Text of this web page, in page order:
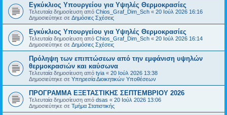
Εγκύκλιος Υπουργείου για Υψηλές Θερμοκρασίες
Τελευταία δημοσίευση από Chios_Graf_Dim_Sch « 20 Ιούλ 2026 16:16
Δημοσιεύτηκε σε Δημόσιες Σχέσεις
Εγκύκλιος Υπουργείου για Υψηλές Θερμοκρασίες
Τελευταία δημοσίευση από Chios_Graf_Dim_Sch « 20 Ιούλ 2026 16:14
Δημοσιεύτηκε σε Δημόσιες Σχέσεις
Πρόληψη των επιπτώσεων από την εμφάνιση υψηλών
θερμοκρασιών και καύσωνα
Τελευταία δημοσίευση από tyia « 20 Ιούλ 2026 13:38
Δημοσιεύτηκε σε Υπηρεσία Διοικητικών Υποθέσεων
ΠΡΟΓΡΑΜΜΑ ΕΞΕΤΑΣΤΙΚΗΣ ΣΕΠΤΕΜΒΡΙΟΥ 2026
Τελευταία δημοσίευση από dsas « 20 Ιούλ 2026 13:06
Δημοσιεύτηκε σε Τμήμα Στατιστικής